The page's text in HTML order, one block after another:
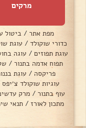
מרקים
מפת אתר / ביטול
כדורי שוקולד / עוגת
עוגת תפוזים / עוגה
תפוח אדמה בתנור /
פריקסה / עוגת
עוגיות שוקולד צ׳יפס
עוף בתנור / מרק
מתכון לאורז / תנאי